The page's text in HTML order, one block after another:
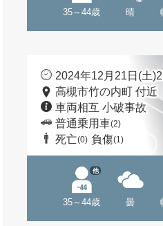
35～44歳 晴
2024年12月21日(土
高槻市竹の内町 付近
車両相互 小破事故
普通乗用車(2)
死亡(0) 負傷(1)
35～44歳
他
曇